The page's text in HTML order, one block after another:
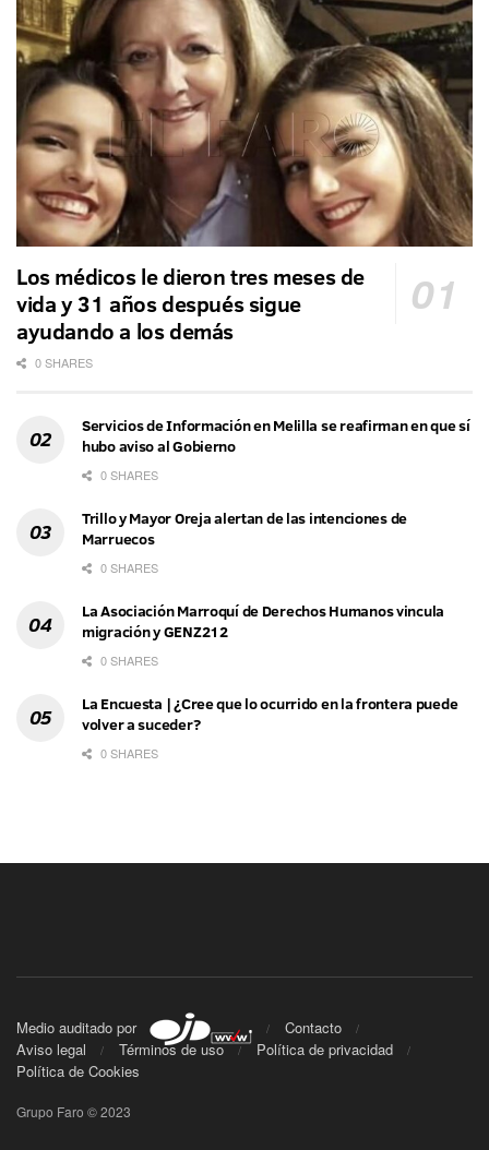
Los médicos le dieron tres meses de
vida y 31 años después sigue
ayudando a los demás
0 SHARES
Servicios de Información en Melilla se reafirman en que sí
hubo aviso al Gobierno
0 SHARES
Trillo y Mayor Oreja alertan de las intenciones de
Marruecos
0 SHARES
La Asociación Marroquí de Derechos Humanos vincula
migración y GENZ212
0 SHARES
La Encuesta | ¿Cree que lo ocurrido en la frontera puede
volver a suceder?
0 SHARES
Medio auditado por
Contacto
Aviso legal
Términos de uso
Política de privacidad
Política de Cookies
Grupo Faro © 2023